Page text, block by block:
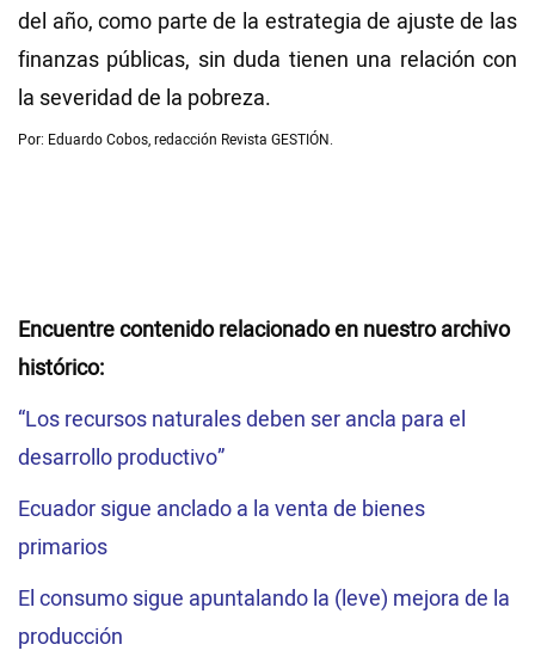
del año, como parte de la estrategia de ajuste de las
finanzas públicas, sin duda tienen una relación con
la severidad de la pobreza.
Por: Eduardo Cobos, redacción Revista GESTIÓN.
Encuentre contenido relacionado en nuestro archivo
histórico:
“Los recursos naturales deben ser ancla para el
desarrollo productivo”
Ecuador sigue anclado a la venta de bienes
primarios
El consumo sigue apuntalando la (leve) mejora de la
producción